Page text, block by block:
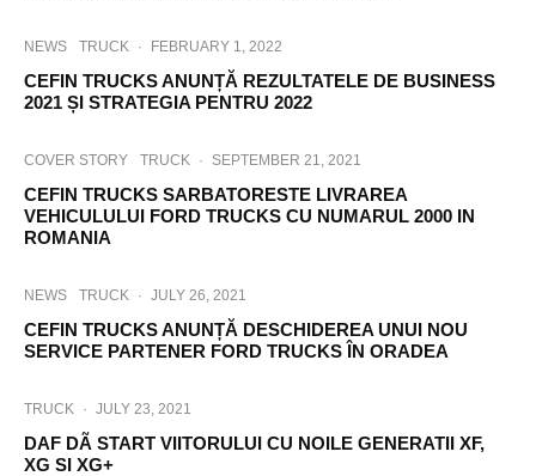
NEWS TRUCK · FEBRUARY 1, 2022
CEFIN TRUCKS ANUNȚĂ REZULTATELE DE BUSINESS
2021 ȘI STRATEGIA PENTRU 2022
COVER STORY TRUCK · SEPTEMBER 21, 2021
CEFIN TRUCKS SARBATORESTE LIVRAREA
VEHICULULUI FORD TRUCKS CU NUMARUL 2000 IN
ROMANIA
NEWS TRUCK · JULY 26, 2021
CEFIN TRUCKS ANUNȚĂ DESCHIDEREA UNUI NOU
SERVICE PARTENER FORD TRUCKS ÎN ORADEA
TRUCK · JULY 23, 2021
DAF DÃ START VIITORULUI CU NOILE GENERATII XF,
XG SI XG+